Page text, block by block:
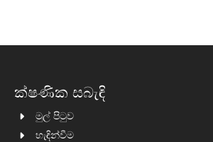
ක්ෂණික සබැඳි
මුල් පිටුව
හැඳින්වීම